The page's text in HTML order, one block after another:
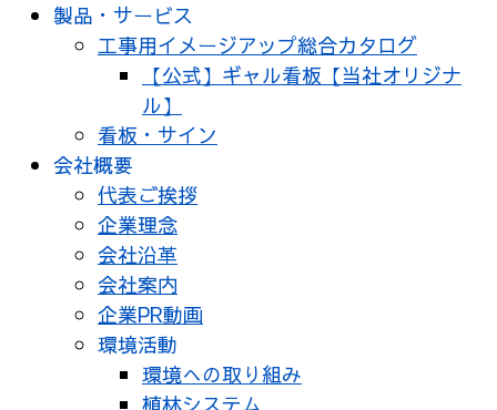
製品・サービス
工事用イメージアップ総合カタログ
【公式】ギャル看板【当社オリジナ
ル】
看板・サイン
会社概要
代表ご挨拶
企業理念
会社沿革
会社案内
企業PR動画
環境活動
環境への取り組み
植林システム